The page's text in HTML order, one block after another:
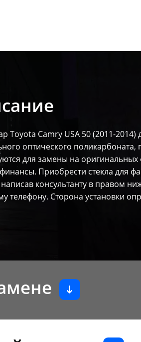
Toyota Camry USA 50 (2011-2014)
оптического
для замены на
Приобрести стекла для
консультанту в правом
телефону. Сторона установки